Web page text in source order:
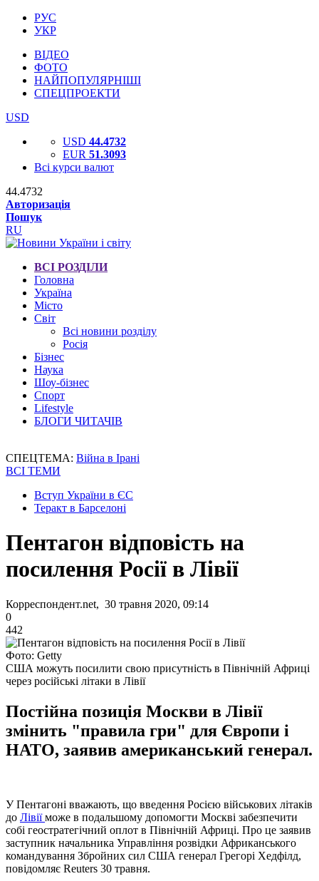
РУС
УКР
ВІДЕО
ФОТО
НАЙПОПУЛЯРНІШІ
СПЕЦПРОЕКТИ
USD
USD 44.4732
EUR 51.3093
Всі курси валют
44.4732
Авторизація
Пошук
RU
ВСІ РОЗДІЛИ
Головна
Україна
Місто
Світ
Всі новини розділу
Росія
Бізнес
Наука
Шоу-бізнес
Спорт
Lifestyle
БЛОГИ ЧИТАЧІВ
СПЕЦТЕМА: Війна в Ірані
ВСІ ТЕМИ
Вступ України в ЄС
Теракт в Барселоні
Пентагон відповість на
посилення Росії в Лівії
Корреспондент.net, 30 травня 2020, 09:14
0
442
Фото: Getty
США можуть посилити свою присутність в Північній Африці
через російські літаки в Лівії
Постійна позиція Москви в Лівії
змінить "правила гри" для Європи і
НАТО, заявив американський генерал.
У Пентагоні вважають, що введення Росією військових літаків
до Лівіїможе в подальшому допомогти Москві забезпечити
собі геостратегічний оплот в Північній Африці. Про це заявив
заступник начальника Управління розвідки Африканського
командування Збройних сил США генерал Грегорі Хедфілд,
повідомляє Reuters 30 травня.